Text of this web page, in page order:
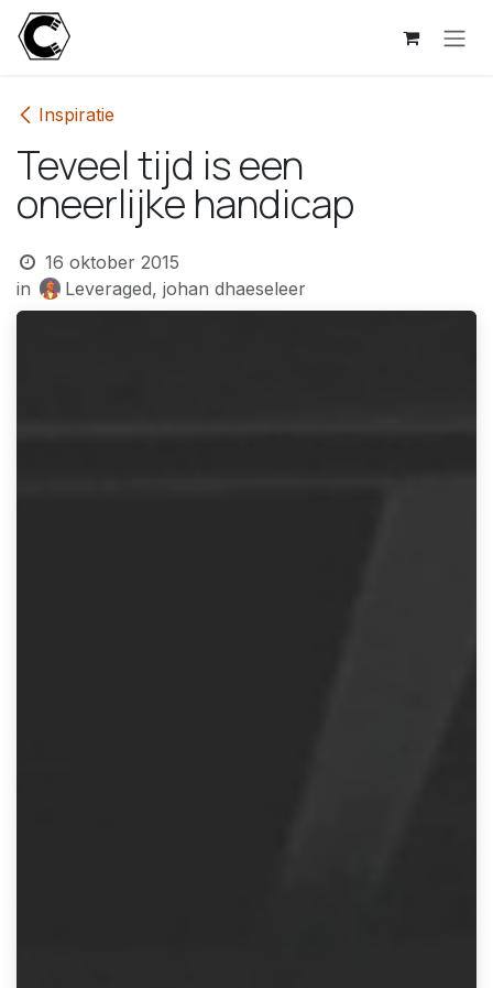
Overslaan naar inhoud
Inspiratie
Teveel tijd is een
oneerlijke handicap
16 oktober 2015
in
Leveraged, johan dhaeseleer